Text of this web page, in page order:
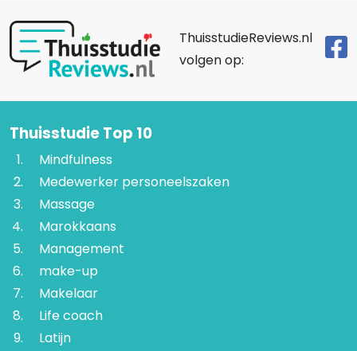
ThuisstudieReviews.nl
volgen op:
Thuisstudie Top 10
Mindfulness
Medewerker personeelszaken
Massage
Marokkaans
Management
make-up
Makelaar
Life coach
Latijn